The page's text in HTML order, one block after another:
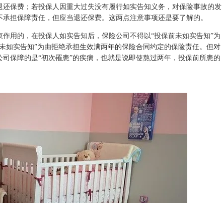
保费；若投保人因重大过失没有履行如实告知义务，对保险事故的发
担保障责任，但应当退还保费。这两点注意事项还是要了解的。
的，在投保人如实告知后，保险公司不得以“投保前未如实告知”为
如实告知”为由拒绝承担生效满两年的保险合同约定的保险责任。但对
保障的是“初次罹患”的疾病，也就是说即使熬过两年，投保前所患的